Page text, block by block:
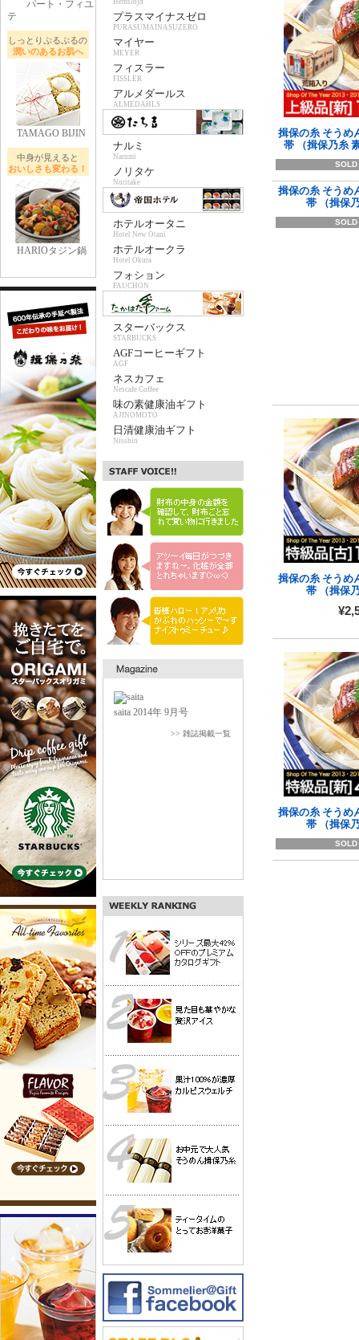
パート・フィユ
テ
しっとりぷるぷるの
潤いのあるお肌へ
TAMAGO BIJIN
中身が見えると
おいしさも変わる！
HARIOタジン鍋
Hemslojd
プラスマイナスゼロ
PURASUMAINASUZERO
マイヤー
MEYER
フィスラー
FISSLER
アルメダールス
ALMEDAHLS
ナルミ
Narumi
ノリタケ
Noritake
ホテルオータニ
Hotel New Otani
ホテルオークラ
Hotel Okura
フォション
FAUCHON
スターバックス
STARBUCKS
AGFコーヒーギフト
AGF
ネスカフェ
Nescafe Coffee
味の素健康油ギフト
AJINOMOTO
日清健康油ギフト
Nisshin
saita 2014年 9月号
>> 雑誌掲載一覧
揖保の糸 そうめ
帯 （揖保乃糸
SOLD
揖保の糸 そうめ
帯 （揖保
SOLD
揖保の糸 そうめ
帯 （揖保
揖保の糸 そうめ
帯 （揖保
SOLD